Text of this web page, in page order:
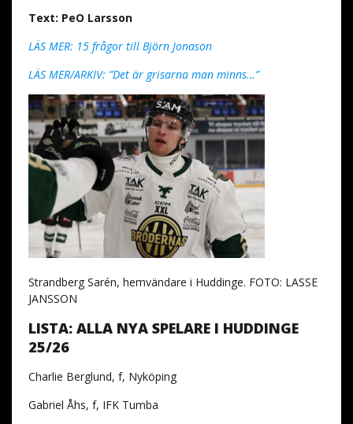
Text: PeO Larsson
LÄS MER: 15 frågor till Björn Jonason
LÄS MER/ARKIV: ”Det är grisarna man minns…”
Strandberg Sarén, hemvändare i Huddinge. FOTO: LASSE
JANSSON
LISTA: ALLA NYA SPELARE I HUDDINGE
25/26
Charlie Berglund, f, Nyköping
Gabriel Åhs, f, IFK Tumba